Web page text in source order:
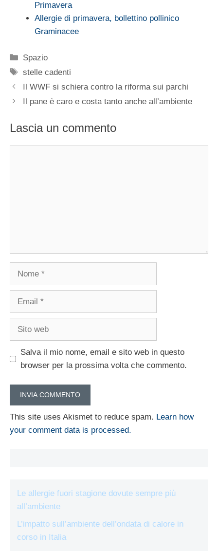
Primavera
Allergie di primavera, bollettino pollinico
Graminacee
Categorie
Spazio
Tag
stelle cadenti
Il WWF si schiera contro la riforma sui parchi
Il pane è caro e costa tanto anche all’ambiente
Lascia un commento
Nome
Email
Sito
Salva il mio nome, email e sito web in questo
browser per la prossima volta che commento.
This site uses Akismet to reduce spam. Learn how
your comment data is processed.
Le allergie fuori stagione dovute sempre più
all’ambiente
L’impatto sull’ambiente dell’ondata di calore in
corso in Italia